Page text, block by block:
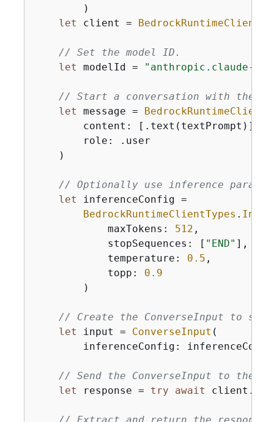
        )
let client = BedrockRuntimeClient
// Set the model ID.
let modelId = "anthropic.claude-3-
// Start a conversation with the
let message =
        content: [.text(textPrompt)],
        role: .user
    )
// Optionally use inference
let inferenceConfig =
BedrockRuntimeClientTypes .
            maxTokens:
512 ,
            stopSequences: [
"END" ],
            temperature:
0.5 ,
            topp:
0.9
        )
// Create the ConverseInput to
let input = ConverseInput (
inferenceConfig:
// Send the ConverseInput to the
let response = try await